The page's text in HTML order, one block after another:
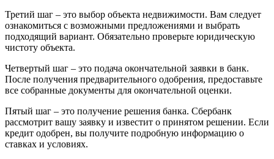
Третий шаг – это выбор объекта недвижимости. Вам следует
ознакомиться с возможными предложениями и выбрать
подходящий вариант. Обязательно проверьте юридическую
чистоту объекта.
Четвертый шаг – это подача окончательной заявки в банк.
После получения предварительного одобрения, предоставьте
все собранные документы для окончательной оценки.
Пятый шаг – это получение решения банка. Сбербанк
рассмотрит вашу заявку и известит о принятом решении. Если
кредит одобрен, вы получите подробную информацию о
ставках и условиях.